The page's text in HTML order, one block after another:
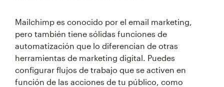
Mailchimp es conocido por el email marketing,
pero también tiene sólidas funciones de
automatización que lo diferencian de otras
herramientas de marketing digital. Puedes
configurar flujos de trabajo que se activen en
función de las acciones de tu público, como